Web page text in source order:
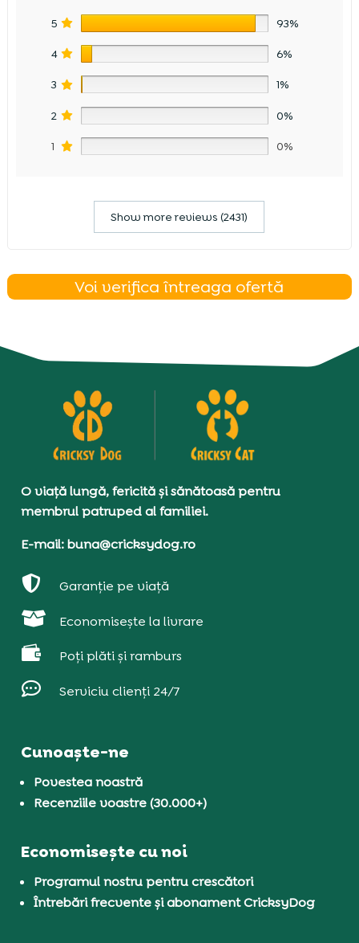
5 93%
4 6%
3 1%
2 0%
1 0%
Show more reviews (2431)
Voi verifica întreaga ofertă
O viață lungă, fericită și sănătoasă pentru
membrul patruped al familiei.
E-mail: buna@cricksydog.ro
 Garanție pe viață
 Economisește la livrare
 Poți plăti și ramburs
 Serviciu clienți 24/7
Cunoaște-ne
Povestea noastră
Recenziile voastre (30.000+)
Economisește cu noi
Programul nostru pentru crescători
Întrebări frecvente și abonament CricksyDog